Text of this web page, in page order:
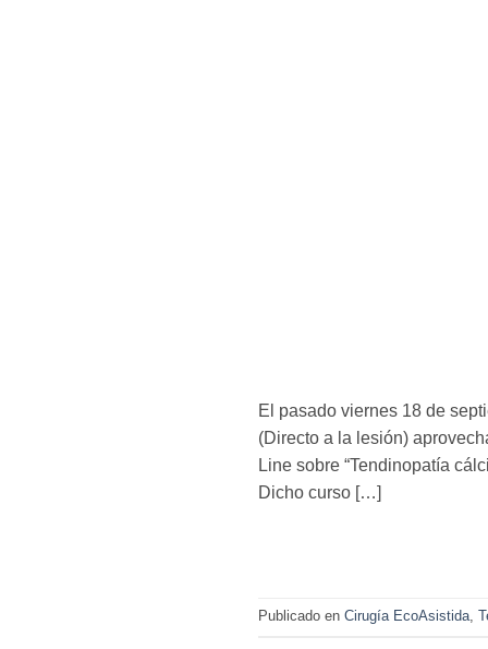
El pasado viernes 18 de
(Directo a la lesión)
Line sobre “Tendinopatía
Dicho curso […]
Publicado en Cirugía EcoAsistida,